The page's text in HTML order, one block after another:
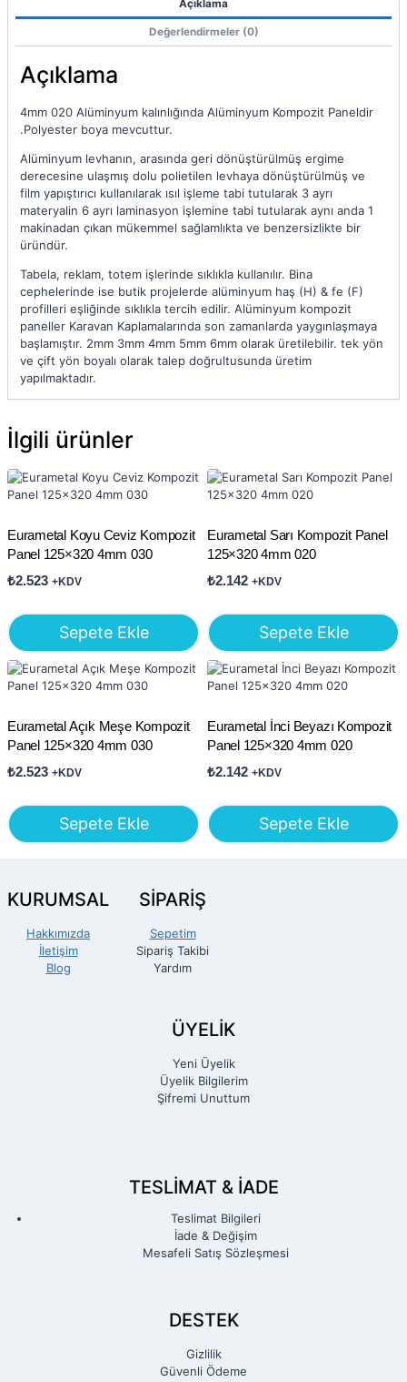
Açıklama
Değerlendirmeler (0)
Açıklama
4mm 020 Alüminyum kalınlığında Alüminyum Kompozit Paneldir
.Polyester boya mevcuttur.
Alüminyum levhanın, arasında geri dönüştürülmüş ergime
derecesine ulaşmış dolu polietilen levhaya dönüştürülmüş ve
film yapıştırıcı kullanılarak ısıl işleme tabi tutularak 3 ayrı
materyalin 6 ayrı laminasyon işlemine tabi tutularak aynı anda 1
makinadan çıkan mükemmel sağlamlıkta ve benzersizlikte bir
üründür.
Tabela, reklam, totem işlerinde sıklıkla kullanılır. Bina
cephelerinde ise butik projelerde alüminyum haş (H) & fe (F)
profilleri eşliğinde sıklıkla tercih edilir. Alüminyum kompozit
paneller Karavan Kaplamalarında son zamanlarda yaygınlaşmaya
başlamıştır. 2mm 3mm 4mm 5mm 6mm olarak üretilebilir. tek yön
ve çift yön boyalı olarak talep doğrultusunda üretim
yapılmaktadır.
İlgili ürünler
Eurametal Koyu Ceviz Kompozit
Panel 125×320 4mm 030
₺2.523 +KDV
Sepete Ekle
Eurametal Sarı Kompozit Panel
125×320 4mm 020
₺2.142 +KDV
Sepete Ekle
Eurametal Açık Meşe Kompozit
Panel 125×320 4mm 030
₺2.523 +KDV
Sepete Ekle
Eurametal İnci Beyazı Kompozit
Panel 125×320 4mm 020
₺2.142 +KDV
Sepete Ekle
KURUMSAL
Hakkımızda
İletişim
Blog
SİPARİŞ
Sepetim
Sipariş Takibi
Yardım
ÜYELİK
Yeni Üyelik
Üyelik Bilgilerim
Şifremi Unuttum
TESLIMAT & İADE
Teslimat Bilgileri
İade & Değişim
Mesafeli Satış Sözleşmesi
DESTEK
Gizlilik
Güvenli Ödeme